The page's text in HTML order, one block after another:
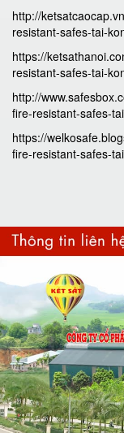
http://
resistant-safes-tai-
https://
resistant-safes-tai-
http://
fire-resistant-safes-
https://
fire-resistant-safes-